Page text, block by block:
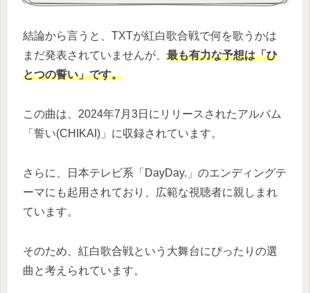
結論から言うと、TXTが紅白歌合戦で何を歌うかは
まだ発表されていませんが、 最も有力な予想は「ひ
とつの誓い」です。
この曲は、2024年7月3日にリリースされたアルバム
「誓い(CHIKAI)」に収録されています。
さらに、日本テレビ系「DayDay.」のエンディングテ
ーマにも起用されており、広範な視聴者に親しまれ
ています。
そのため、紅白歌合戦という大舞台にぴったりの選
曲と考えられています。